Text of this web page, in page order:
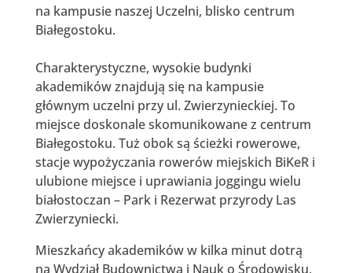
na kampusie naszej Uczelni, blisko centrum
Białegostoku.
Charakterystyczne, wysokie budynki
akademików znajdują się na kampusie
głównym uczelni przy ul. Zwierzynieckiej. To
miejsce doskonale skomunikowane z centrum
Białegostoku. Tuż obok są ścieżki rowerowe,
stacje wypożyczania rowerów miejskich BiKeR i
ulubione miejsce i uprawiania joggingu wielu
białostoczan – Park i Rezerwat przyrody Las
Zwierzyniecki.
Mieszkańcy akademików w kilka minut dotrą
na Wydział Budownictwa i Nauk o Środowisku,